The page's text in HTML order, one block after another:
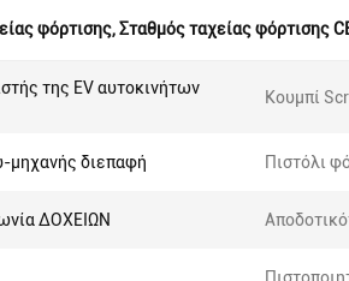
φόρτισης,Σταθμός ταχείας φόρτισης
της EV αυτοκινήτων
Κουμπί
μηχανής διεπαφή Πιστόλι
ΔΟΧΕΙΩΝ